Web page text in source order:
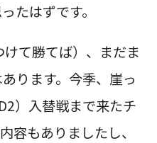
たはずです。
て勝てば）、まだま
ります。今季、崖っ
）入替戦まで来たチ
容もありましたし、